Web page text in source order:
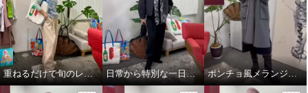
重ねるだけで旬のレイヤードスタイル完成👌 日常から特別な一日まで。表現を変えるエレガンス❣️ ポンチョ風メランジニットストール